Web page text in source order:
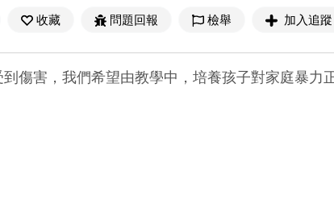
收藏 問題回報 檢舉 加入追蹤
傷害，我們希望由教學中，培養孩子對家庭暴